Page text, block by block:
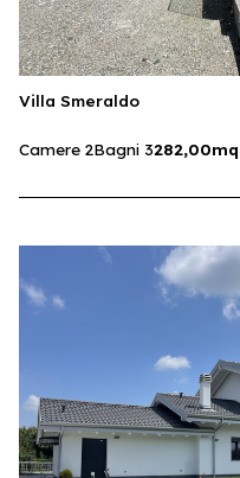
Villa Smeraldo
Camere 2Bagni 3282,00mq